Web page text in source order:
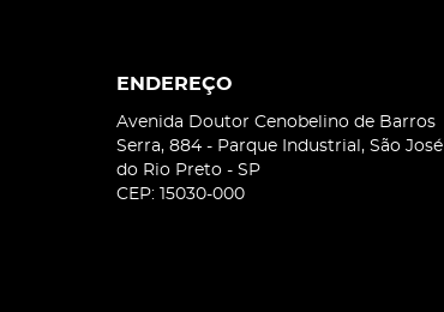
ENDEREÇO
Avenida Doutor Cenobelino de Barros
Serra, 884 - Parque Industrial, São José
do Rio Preto - SP
CEP: 15030-000